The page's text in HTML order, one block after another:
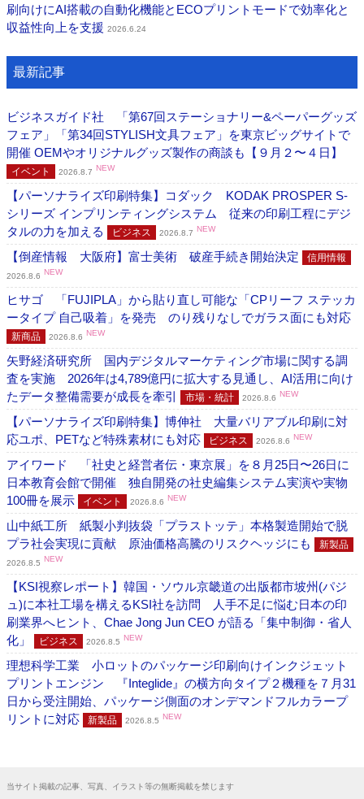
刷向けにAI搭載の自動化機能とECOプリントモードで効率化と
収益性向上を支援 2026.6.24
最新記事
ビジネスガイド社 「第67回ステーショナリー&ペーパーグッズ
フェア」「第34回STYLISH文具フェア」を東京ビッグサイトで
開催 OEMやオリジナルグッズ製作の商談も【９月２〜４日】
イベント 2026.8.7 NEW
【パーソナライズ印刷特集】コダック KODAK PROSPER S-
シリーズ インプリンティングシステム 従来の印刷工程にデジ
タルの力を加える
ビジネス 2026.8.7 NEW
【倒産情報 大阪府】富士美術 破産手続き開始決定 信用情報
2026.8.6 NEW
ヒサゴ 「FUJIPLA」から貼り直し可能な「CPリーフ ステッカ
ータイプ 自己吸着」を発売 のり残りなしでガラス面にも対応
新商品 2026.8.6 NEW
矢野経済研究所 国内デジタルマーケティング市場に関する調
査を実施 2026年は4,789億円に拡大する見通し、AI活用に向け
たデータ整備需要が成長を牽引
市場・統計 2026.8.6 NEW
【パーソナライズ印刷特集】博伸社 大量バリアブル印刷に対
応ユポ、PETなど特殊素材にも対応
ビジネス 2026.8.6 NEW
アイワード 「社史と経営者伝・東京展」を８月25日〜26日に
日本教育会館で開催 独自開発の社史編集システム実演や実物
100冊を展示
イベント 2026.8.6 NEW
山中紙工所 紙製小判抜袋「プラストッテ」本格製造開始で脱
プラ社会実現に貢献 原油価格高騰のリスクヘッジにも
新製品
2026.8.5 NEW
【KSI視察レポート】韓国・ソウル京畿道の出版都市坡州(パジ
ュ)に本社工場を構えるKSI社を訪問 人手不足に悩む日本の印
刷業界へヒント、Chae Jong Jun CEO が語る「集中制御・省人
化」
ビジネス 2026.8.5 NEW
理想科学工業 小ロットのパッケージ印刷向けインクジェット
プリントエンジン 『Integlide』の横方向タイプ２機種を７月31
日から受注開始、パッケージ側面のオンデマンドフルカラープ
リントに対応
新製品 2026.8.5 NEW
当サイト掲載の記事、写真、イラスト等の無断掲載を禁じます